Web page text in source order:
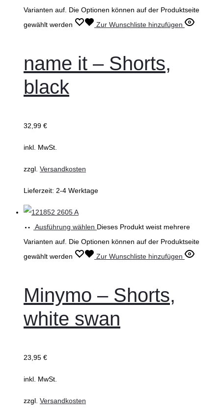
Varianten auf. Die Optionen können auf der Produktseite
gewählt werden
Zur Wunschliste hinzufügen
name it – Shorts,
black
32,99 €
inkl. MwSt.
zzgl. Versandkosten
Lieferzeit: 2-4 Werktage
Ausführung wählen Dieses Produkt weist mehrere
Varianten auf. Die Optionen können auf der Produktseite
gewählt werden
Zur Wunschliste hinzufügen
Minymo – Shorts,
white swan
23,95 €
inkl. MwSt.
zzgl. Versandkosten